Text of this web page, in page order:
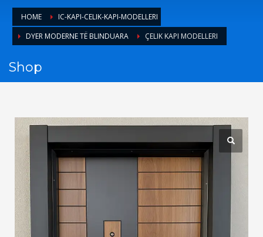
1 Login or create new account.
2 Review your order.
3 Payment &FREEshipment
If you still have problems, please let us know, by sending an
email to support@website.com . Thank you!
Mon-Fri 9:00AM - 6:00AM
Sat - 9:00AM-5:00PM
Sundays by appointment only!
HOME
IC-KAPI-CELIK-KAPI-MODELLERI
DYER MODERNE TË BLINDUARA
ÇELIK KAPI MODELLERI
Shop